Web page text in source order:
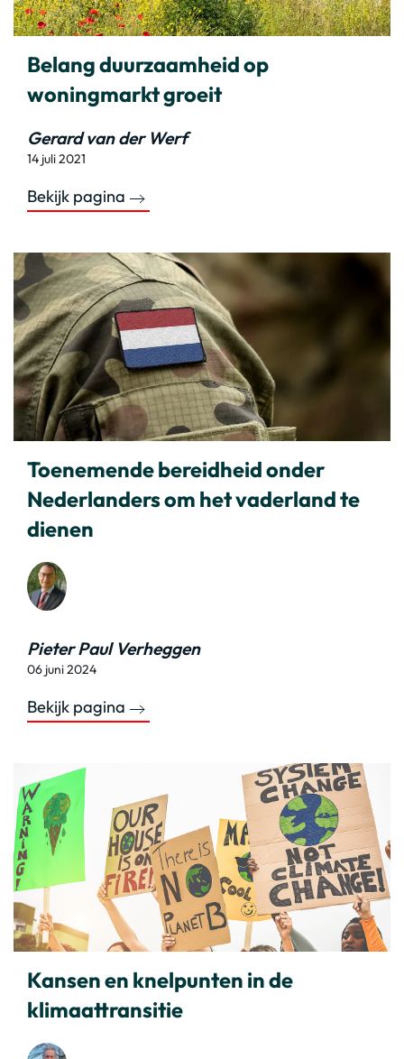
Belang duurzaamheid op
woningmarkt groeit
Gerard van der Werf
14 juli 2021
Bekijk pagina
Toenemende bereidheid onder
Nederlanders om het vaderland te
dienen
Pieter Paul Verheggen
06 juni 2024
Bekijk pagina
Kansen en knelpunten in de
klimaattransitie